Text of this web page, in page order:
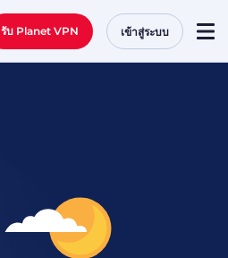
รับ Planet VPN เข้าสู่ระบบ